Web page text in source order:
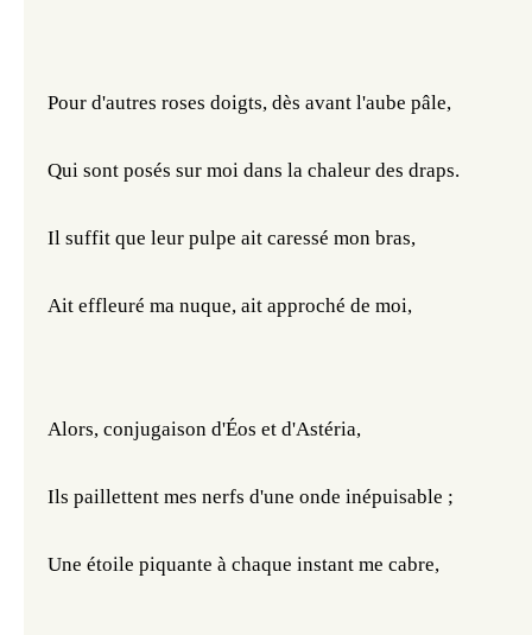
Pour d'autres roses doigts, dès avant l'aube pâle,
Qui sont posés sur moi dans la chaleur des draps.
Il suffit que leur pulpe ait caressé mon bras,
Ait effleuré ma nuque, ait approché de moi,
Alors, conjugaison d'Éos et d'Astéria,
Ils paillettent mes nerfs d'une onde inépuisable ;
Une étoile piquante à chaque instant me cabre,